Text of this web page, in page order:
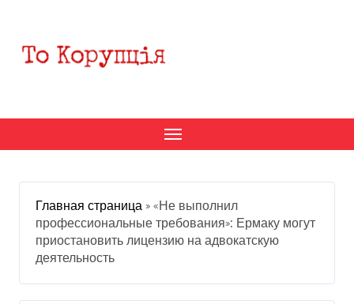
содержанию
Главная страница » «Не выполнил
профессиональные требования»: Ермаку могут
приостановить лицензию на адвокатскую
деятельность